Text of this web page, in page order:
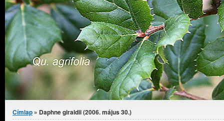
Jelenlegi hely
Címlap » Daphne giraldii (2006. május 30.)